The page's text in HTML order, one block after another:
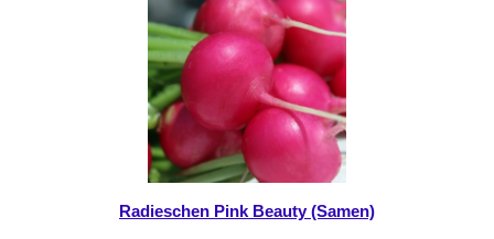
Radieschen Pink Beauty (Samen)